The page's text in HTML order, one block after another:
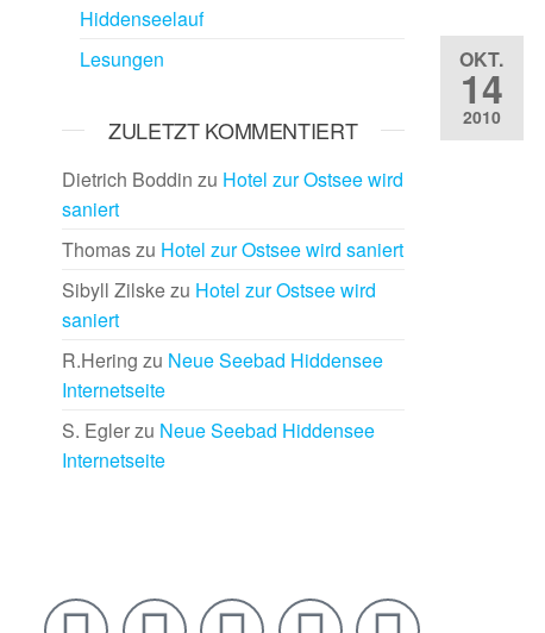
OKT.
14
2010
Hiddenseelauf
Lesungen
ZULETZT KOMMENTIERT
Dietrich Boddin zu Hotel zur Ostsee wird
saniert
Thomaszu Hotel zur Ostsee wird saniert
Sibyll Zilskezu Hotel zur Ostsee wird
saniert
R.Hering zu Neue Seebad Hiddensee
Internetseite
S. Eglerzu Neue Seebad Hiddensee
Internetseite